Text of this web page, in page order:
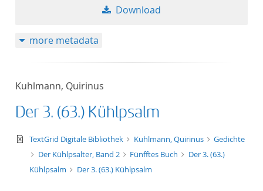
Download
more metadata
Kuhlmann, Quirinus
Der 3. (63.) Kühlpsalm
text/xml
TextGrid Digitale Bibliothek Kuhlmann, Quirinus
Gedichte
Der Kühlpsalter, Band 2
Fünfftes Buch
Der 3. (63.)
Kühlpsalm
Der 3. (63.) Kühlpsalm